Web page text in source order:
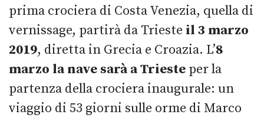
prima crociera di Costa Venezia, quella di
vernissage, partirà da Trieste il 3 marzo
2019, diretta in Grecia e Croazia. L’8
marzo la nave sarà a Trieste per la
partenza della crociera inaugurale: un
viaggio di 53 giorni sulle orme di Marco